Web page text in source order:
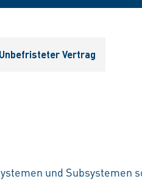
Unbefristeter Vertrag
und Subsystemen